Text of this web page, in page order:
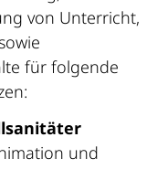
von Unterricht,
für folgende
und